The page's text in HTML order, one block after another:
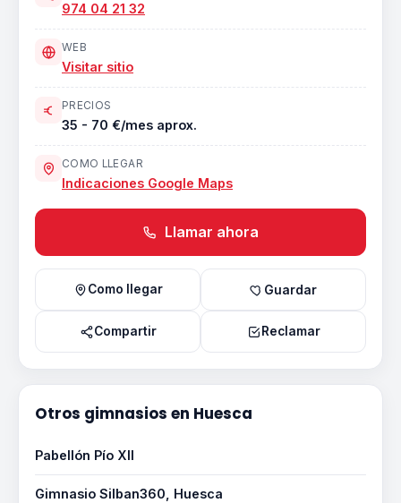
974 04 21 32
WEB
Visitar sitio
PRECIOS
35 - 70 €/mes aprox.
COMO LLEGAR
Indicaciones Google Maps
Llamar ahora
Como llegar Guardar
Compartir Reclamar
Otros gimnasios en Huesca
Pabellón Pío XII
Gimnasio Silban360, Huesca